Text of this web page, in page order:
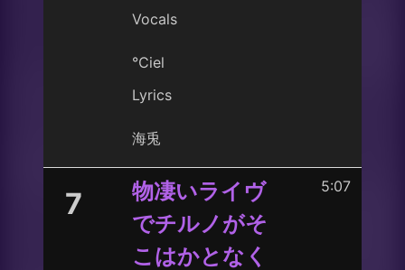
Vocals
℃iel
Lyrics
海兎
7
物凄いライヴ
でチルノがそ
こはかとなく
5:07